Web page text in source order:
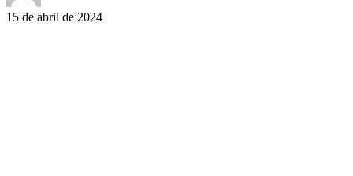
15 de abril de 2024